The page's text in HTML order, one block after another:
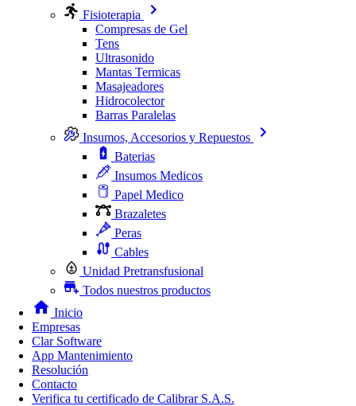
Fisioterapia
Compresas de Gel
Tens
Ultrasonido
Mantas Termicas
Masajeadores
Hidrocolector
Barras Paralelas
Insumos, Accesorios y Repuestos
Baterias
Insumos Medicos
Papel Medico
Brazaletes
Peras
Cables
Unidad Pretransfusional
Todos nuestros productos
Inicio
Empresas
Clar Software
App Mantenimiento
Resolución
Contacto
Verifica tu certificado de Calibrar S.A.S.